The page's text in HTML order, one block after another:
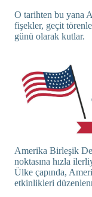
O tarihten bu yana
fişekler, geçit
günü olarak kutlar.
Amerika Birleşik
noktasına hızla
Ülke çapında,
etkinlikleri